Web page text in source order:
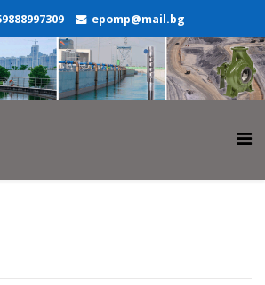
epomp@mail.bg